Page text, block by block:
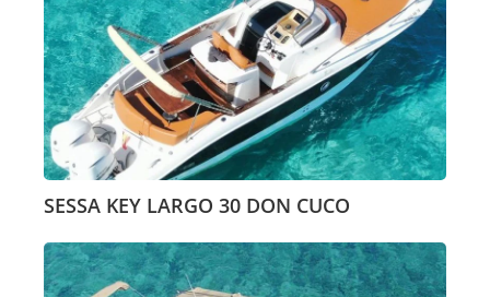
SESSA KEY LARGO 30 DON CUCO